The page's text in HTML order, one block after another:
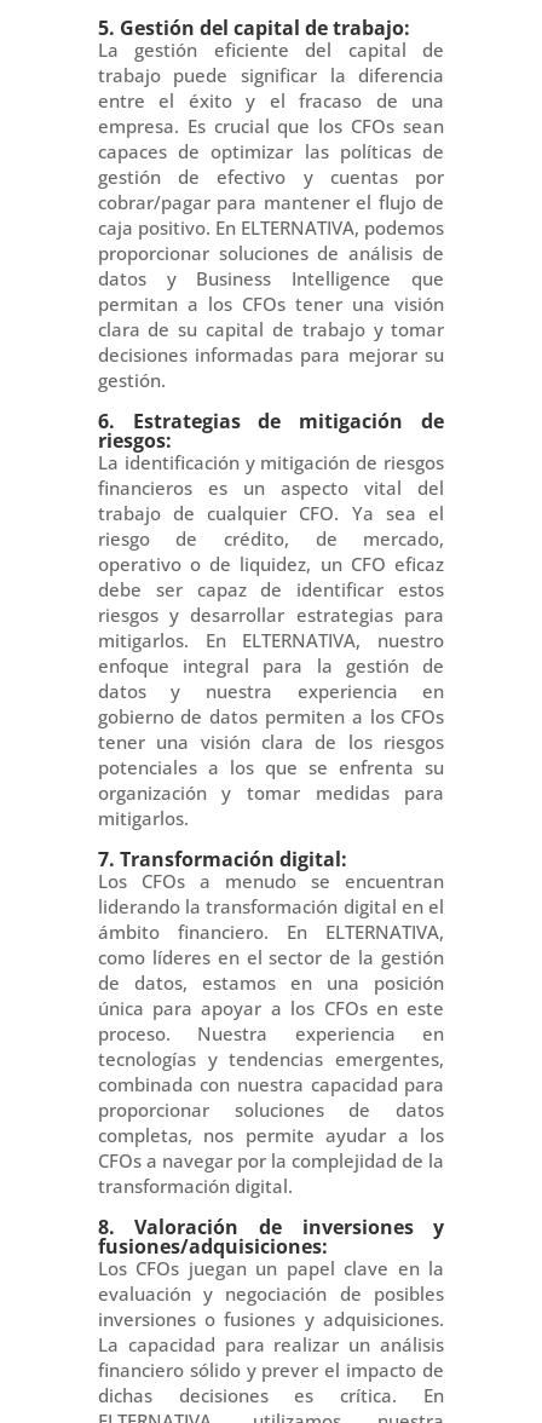
5. Gestión del capital de trabajo:
La gestión eficiente del capital de
trabajo puede significar la diferencia
entre el éxito y el fracaso de una
empresa. Es crucial que los CFOs sean
capaces de optimizar las políticas de
gestión de efectivo y cuentas por
cobrar/pagar para mantener el flujo de
caja positivo. En ELTERNATIVA, podemos
proporcionar soluciones de análisis de
datos y Business Intelligence que
permitan a los CFOs tener una visión
clara de su capital de trabajo y tomar
decisiones informadas para mejorar su
gestión.
6. Estrategias de mitigación de
riesgos:
La identificación y mitigación de riesgos
financieros es un aspecto vital del
trabajo de cualquier CFO. Ya sea el
riesgo de crédito, de mercado,
operativo o de liquidez, un CFO eficaz
debe ser capaz de identificar estos
riesgos y desarrollar estrategias para
mitigarlos. En ELTERNATIVA, nuestro
enfoque integral para la gestión de
datos y nuestra experiencia en
gobierno de datos permiten a los CFOs
tener una visión clara de los riesgos
potenciales a los que se enfrenta su
organización y tomar medidas para
mitigarlos.
7. Transformación digital:
Los CFOs a menudo se encuentran
liderando la transformación digital en el
ámbito financiero. En ELTERNATIVA,
como líderes en el sector de la gestión
de datos, estamos en una posición
única para apoyar a los CFOs en este
proceso. Nuestra experiencia en
tecnologías y tendencias emergentes,
combinada con nuestra capacidad para
proporcionar soluciones de datos
completas, nos permite ayudar a los
CFOs a navegar por la complejidad de la
transformación digital.
8. Valoración de inversiones y
fusiones/adquisiciones:
Los CFOs juegan un papel clave en la
evaluación y negociación de posibles
inversiones o fusiones y adquisiciones.
La capacidad para realizar un análisis
financiero sólido y prever el impacto de
dichas decisiones es crítica. En